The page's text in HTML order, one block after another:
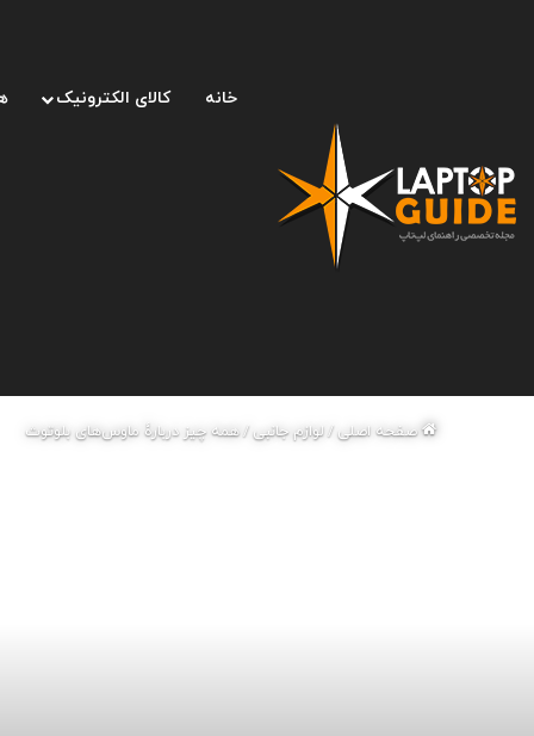
خانه کالای الکترونیک
صفحه اصلی/لوازم جانبی/همه چیز دربارۀ ماوس‌های بلوتوث